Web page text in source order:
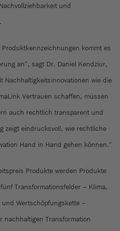
und
kommt es
an“, sagt Dr. Daniel Kendziur,
Nachhaltigkeitsinnovationen wie die
Vertrauen schaffen, müssen
auch rechtlich transparent und
zeigt eindrucksvoll, wie rechtliche
Hand in Hand gehen können.“
Produkte werden Produkte
Transformationsfelder – Klima,
Wertschöpfungskette –
nachhaltigen Transformation